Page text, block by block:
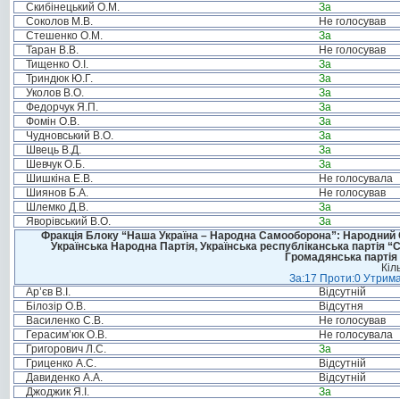
Скибінецький О.М.
За
Соколов М.В.
Не голосував
Стешенко О.М.
За
Таран В.В.
Не голосував
Тищенко О.І.
За
Триндюк Ю.Г.
За
Уколов В.О.
За
Федорчук Я.П.
За
Фомін О.В.
За
Чудновський В.О.
За
Швець В.Д.
За
Шевчук О.Б.
За
Шишкіна Е.В.
Не голосувала
Шиянов Б.А.
Не голосував
Шлемко Д.В.
За
Яворівський В.О.
За
Фракція Блоку “Наша Україна – Народна Самооборона”: Народний
Українська Народна Партія, Українська республіканська
Громадянська
За:17 Проти:0
Ар’єв В.І.
Відсутній
Білозір О.В.
Відсутня
Василенко С.В.
Не голосував
Герасим’юк О.В.
Не голосувала
Григорович Л.С.
За
Гриценко А.С.
Відсутній
Давиденко А.А.
Відсутній
Джоджик Я.І.
За